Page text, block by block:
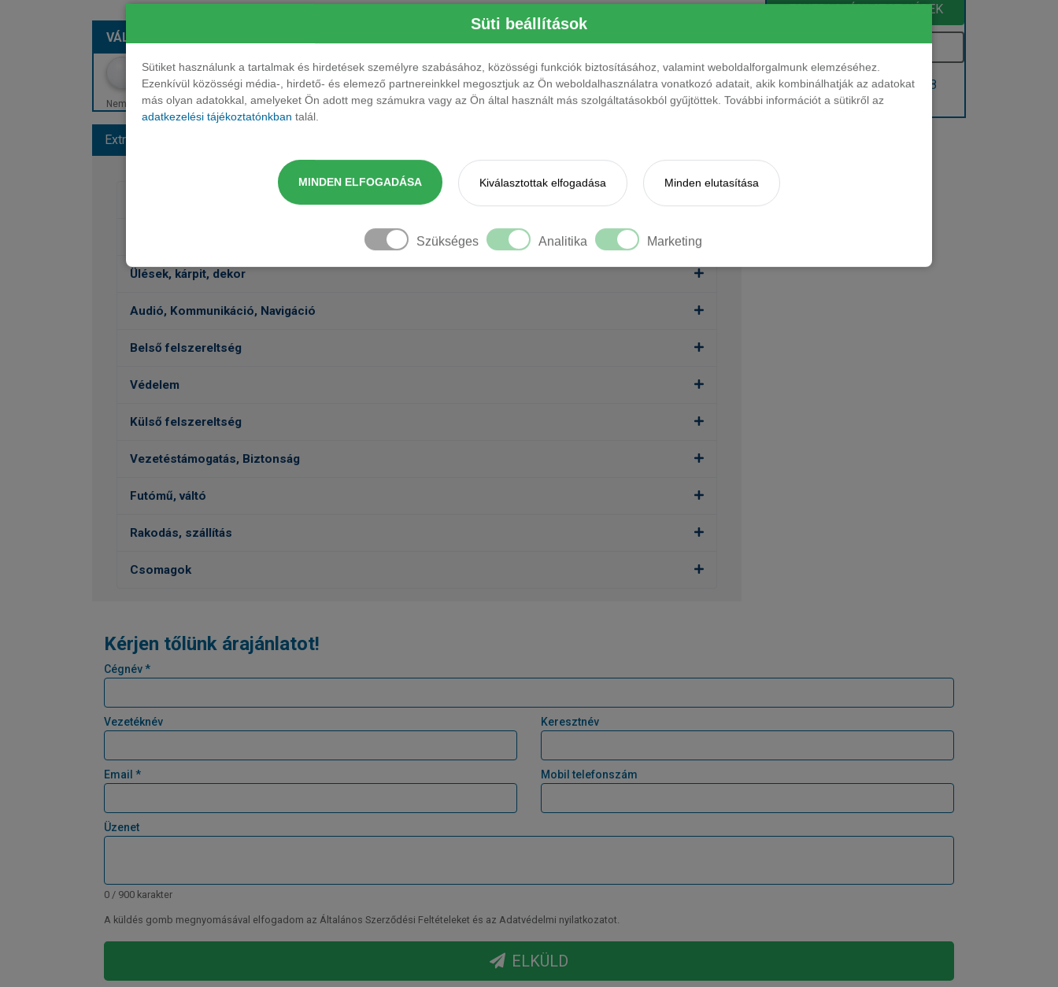
Süti beállítások
Sütiket használunk a tartalmak és hirdetések személyre szabásához, közösségi funkciók biztosításához, valamint weboldalforgalmunk elemzéséhez.
Ezenkívül közösségi média-, hirdető- és elemező partnereinkkel megosztjuk az Ön weboldalhasználatra vonatkozó adatait, akik kombinálhatják az adatokat
más olyan adatokkal, amelyeket Ön adott meg számukra vagy az Ön által használt más szolgáltatásokból gyűjtöttek. További információt a sütikről az
adatkezelési tájékoztatónkban talál.
MINDEN ELFOGADÁSA Kiválasztottak elfogadása Minden elutasítása
Szükséges Analitika Marketing
VÁLASSZON SZÍNT:
Nem minden szín érhető el. Egyes színek felárral járhatnak. Kérjük, érdeklődjön.
Extrák és színek
Ülések, kárpit, dekor
Audió, Kommunikáció, Navigáció
Belső felszereltség
Védelem
Külső felszereltség
Vezetéstámogatás, Biztonság
Futómű, váltó
Rakodás, szállítás
Csomagok
EGYEDI AJÁNLATOT KÉREK
Kérem e-mailben
Hívjon: +36 1 888 0088
Kérjen visszahívást!
Kérjen tőlünk árajánlatot!
Cégnév *
Vezetéknév Keresztnév
Email * Mobil telefonszám
Üzenet
0 / 900 karakter
A küldés gomb megnyomásával elfogadom az Általános Szerződési Feltételeket és az Adatvédelmi nyilatkozatot.
ELKÜLD